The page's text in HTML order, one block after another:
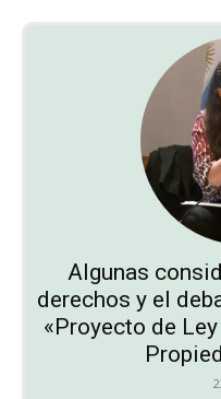
Algunas
derechos y el
«Proyecto de